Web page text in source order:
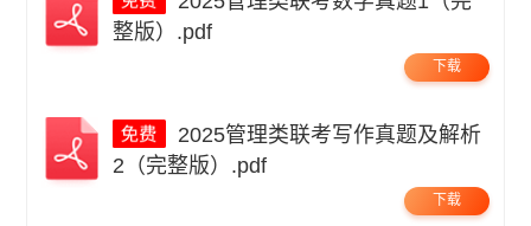
整版）.pdf
下载
2（完整版）.pdf
下载